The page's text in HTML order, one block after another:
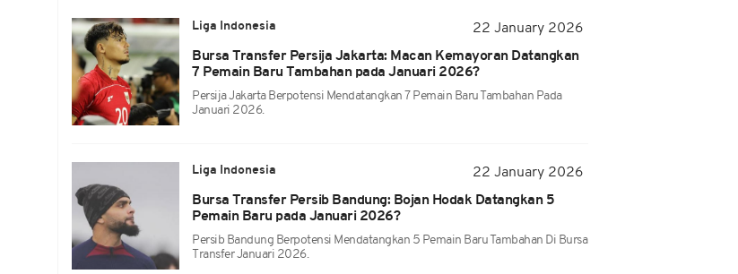
Liga Indonesia
22 January 2026
Bursa Transfer Persija Jakarta: Macan Kemayoran Datangkan
7 Pemain Baru Tambahan pada Januari 2026?
Persija Jakarta Berpotensi Mendatangkan 7 Pemain Baru Tambahan Pada
Januari 2026.
Liga Indonesia
22 January 2026
Bursa Transfer Persib Bandung: Bojan Hodak Datangkan 5
Pemain Baru pada Januari 2026?
Persib Bandung Berpotensi Mendatangkan 5 Pemain Baru Tambahan Di Bursa
Transfer Januari 2026.